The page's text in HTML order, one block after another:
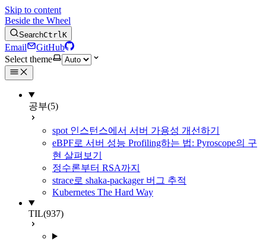
Skip to content
Beside the Wheel
SearchCtrlK
Email
GitHub
Select theme
공부(5)
spot 인스턴스에서 서버 가용성 개선하기
eBPF로 서버 성능 Profiling하는 법: Pyroscope의 구
현 살펴보기
정수론부터 RSA까지
strace로 shaka-packager 버그 추적
Kubernetes The Hard Way
TIL(937)